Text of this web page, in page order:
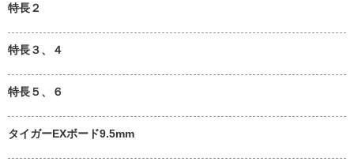
特長２
特長３、４
特長５、６
タイガーEXボード9.5mm